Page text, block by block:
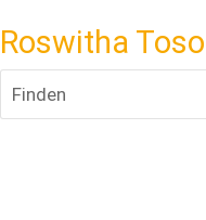
Roswitha Toso
Finden